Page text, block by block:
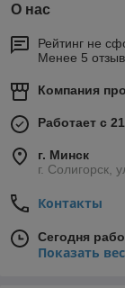
О нас
Рейтинг не
Менее 5
Компания
Работает с
г. Минск
г. Солигорск,
Контакты
Сегодня
Показать